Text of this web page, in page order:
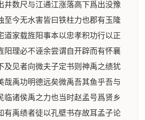
井数尺与江通江涨落高下爲出没豫
至今无水害皆曰铁柱力也郡有玉隆
道家载旌阳事本以忠孝积功行以正
阳理必不诬余尝谓自开辟而有怀襄
及见者向微夫子定书则神禹之绩犹
哉禹功明德远矣微禹吾其鱼乎吾与
临诸侯禹之力也当时赵孟号爲贤乡
有禹绩者徒以孔壁书存故耳孟子论